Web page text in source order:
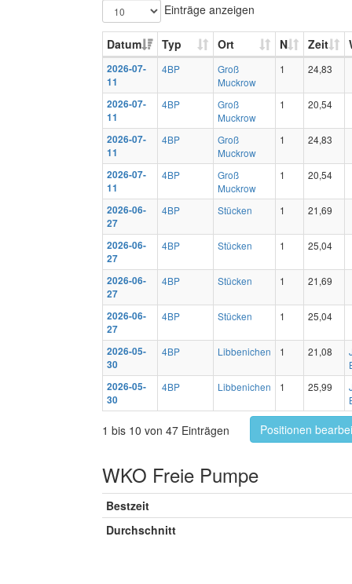
Einträge anzeigen
Datum Typ Ort N Zeit
2026-07-
11
4BP
Groß
Muckrow
1 24,83
2026-07-
11
4BP
Groß
Muckrow
1 20,54
2026-07-
11
4BP
Groß
Muckrow
1 24,83
2026-07-
11
4BP
Groß
Muckrow
1 20,54
2026-06-
27
4BP Stücken 1 21,69
2026-06-
27
4BP Stücken 1 25,04
2026-06-
27
4BP Stücken 1 21,69
2026-06-
27
4BP Stücken 1 25,04
2026-05-
30
4BP Libbenichen 1 21,08
2026-05-
30
4BP Libbenichen 1 25,99
1 bis 10 von 47 Einträgen Positionen
WKO Freie Pumpe
Bestzeit
Durchschnitt